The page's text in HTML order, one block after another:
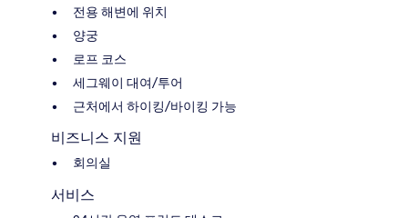
전용 해변에 위치
양궁
로프 코스
세그웨이 대여/투어
근처에서 하이킹/바이킹 가능
비즈니스 지원
회의실
서비스